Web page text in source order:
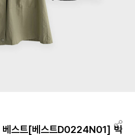
베스트[베스트D0224N01] 빅